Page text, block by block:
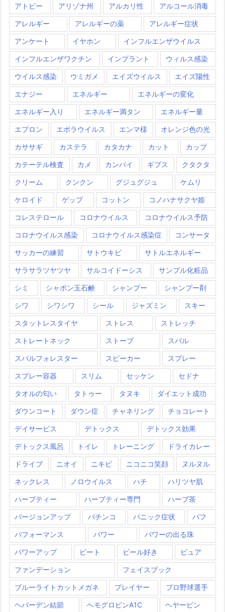
アトピー アリゾナ州 アルカリ性 アルコール消毒
アレルギー アレルギーの薬 アレルギー症状
アンケート イヤホン インフルエンザウイルス
インフルエンザワクチン インプラント ウィルス感染
ウイルス感染 ウミガメ エイズウイルス エイズ陽性
エナジー エネルギー エネルギーの変化
エネルギー入り エネルギー満タン エネルギー量
エプロン エボラウイルス エンマ様 オレンジ色の光
カササギ カステラ カタカナ カット カップ
カテーテル検査 カメ カンパイ ギブス クタクタ
クリーム クンクン グジュグジュ ケムリ
ケロイド ゲップ コットン コノハナサクヤ姫
コレステロール コロナウイルス コロナウイルス予防
コロナウイルス感染 コロナウイルス感染症 コンサータ
サッカーの練習 サトウキビ サトルエネルギー
サラサラツヤツヤ サルコイドーシス サンプル化粧品
シミ シャボン玉石鹸 シャンプー シャンプー剤
シワ シワシワ シール ジャズミン スキー
スタットレスタイヤ ストレス ストレッチ
ストレートネック ストーブ スバル
スバルフォレスター スピーカー スプレー
スプレー容器 スリム セッケン セドナ
タオルの匂い タトゥー タヌキ ダイエット成功
ダウンコート ダウン症 チャネリング チョコレート
デイサービス デトックス デトックス効果
デトックス風呂 トイレ トレーニング ドライカレー
ドライブ ニオイ ニキビ ニコニコ笑顔 ヌルヌル
ネックレス ノロウイルス ハチ ハリツヤ肌
ハーブティー ハーブティー専門 ハーブ茶
バージョンアップ パチンコ パニック症状 パフ
パフォーマンス パワー パワーの出る珠
パワーアップ ビート ビール好き ピュア
ファンデーション フェイスブック
ブルーライトカットメガネ プレイヤー プロ野球選手
ヘパーデン結節 ヘモグロビンA1C ヘヤーピン